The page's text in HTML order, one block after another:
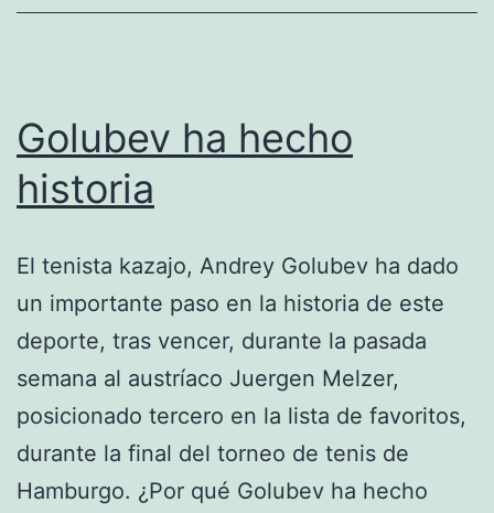
Golubev ha hecho
historia
El tenista kazajo, Andrey Golubev ha dado
un importante paso en la historia de este
deporte, tras vencer, durante la pasada
semana al austríaco Juergen Melzer,
posicionado tercero en la lista de favoritos,
durante la final del torneo de tenis de
Hamburgo. ¿Por qué Golubev ha hecho